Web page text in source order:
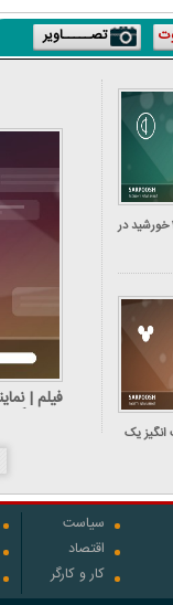
فیلم |
سن‌دیگو
فیلم | دیده‌شدن ۴ خورشید در
یک
تصـــــاویر
سیاست
اقتصاد
کار و کارگر